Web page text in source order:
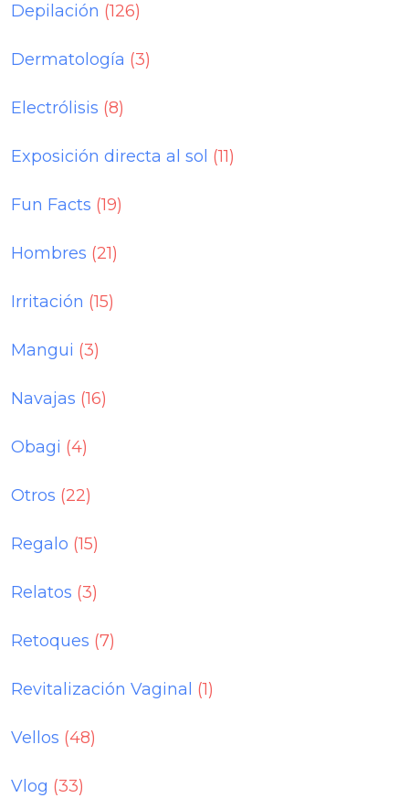
Depilación (126)
Dermatología (3)
Electrólisis (8)
Exposición directa al sol (11)
Fun Facts (19)
Hombres (21)
Irritación (15)
Mangui (3)
Navajas (16)
Obagi (4)
Otros (22)
Regalo (15)
Relatos (3)
Retoques (7)
Revitalización Vaginal (1)
Vellos (48)
Vlog (33)